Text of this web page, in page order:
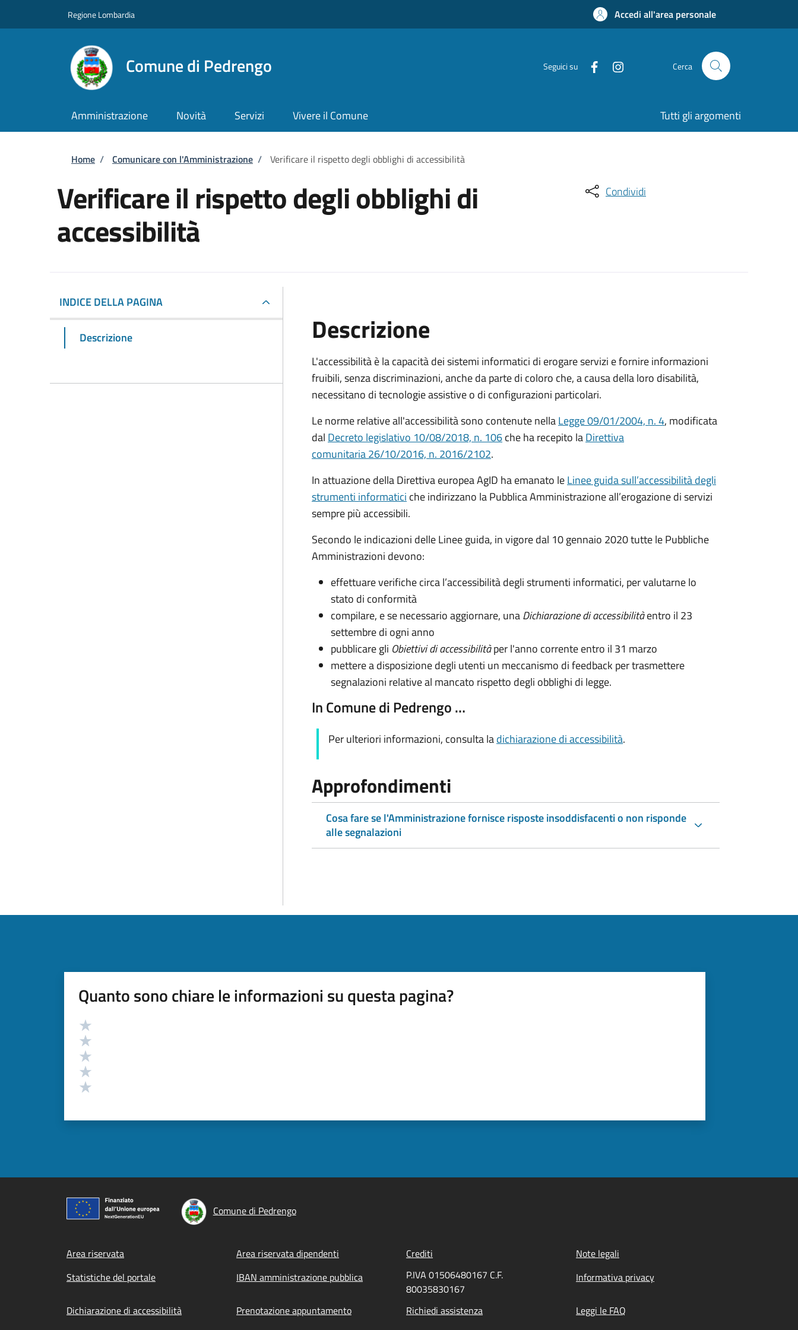
Regione Lombardia Accedi all'area personale
Comune di Pedrengo Seguici su Cerca
Amministrazione Novità Servizi Vivere il Comune Tutti gli argomenti
Briciole di pane
Home / Comunicare con l'Amministrazione / Verificare il rispetto degli obblighi di accessibilità
Verificare il rispetto degli obblighi di
accessibilità
Condividi
INDICE DELLA PAGINA
Descrizione Descrizione
L'accessibilità è la capacità dei sistemi informatici di erogare servizi e fornire informazioni
fruibili, senza discriminazioni, anche da parte di coloro che, a causa della loro disabilità,
necessitano di tecnologie assistive o di configurazioni particolari.
Le norme relative all'accessibilità sono contenute nellaLegge 09/01/2004, n. 4, modificata
dal Decreto legislativo 10/08/2018, n. 106che ha recepito laDirettiva
comunitaria 26/10/2016, n. 2016/2102.
In attuazione della Direttiva europea AgID ha emanato leLinee guida sull’accessibilità degli
strumenti informatici che indirizzano la Pubblica Amministrazione all’erogazione di servizi
sempre più accessibili.
Secondo le indicazioni delle Linee guida, in vigore dal 10 gennaio 2020 tutte le Pubbliche
Amministrazioni devono:
effettuare verifiche circa l’accessibilità degli strumenti informatici, per valutarne lo
stato di conformità
compilare, e se necessario aggiornare, unaDichiarazione di accessibilitàentro il 23
settembre di ogni anno
pubblicare gli Obiettivi di accessibilitàper l'anno corrente entro il 31 marzo
mettere a disposizione degli utenti un meccanismo di feedback per trasmettere
segnalazioni relative al mancato rispetto degli obblighi di legge.
In Comune di Pedrengo …
Per ulteriori informazioni, consulta ladichiarazione di accessibilità.
Approfondimenti
Cosa fare se l'Amministrazione fornisce risposte insoddisfacenti o non risponde
alle segnalazioni
Quanto sono chiare le informazioni su questa pagina?
Valutazione
Comune di Pedrengo
Footer menu
Area riservata Area riservata dipendenti Crediti
Note legali
Statistiche del portale
IBAN amministrazione pubblica
P.IVA 01506480167 C.F.
80035830167
Informativa privacy
Dichiarazione di accessibilità Prenotazione appuntamento Richiedi assistenza
Leggi le FAQ